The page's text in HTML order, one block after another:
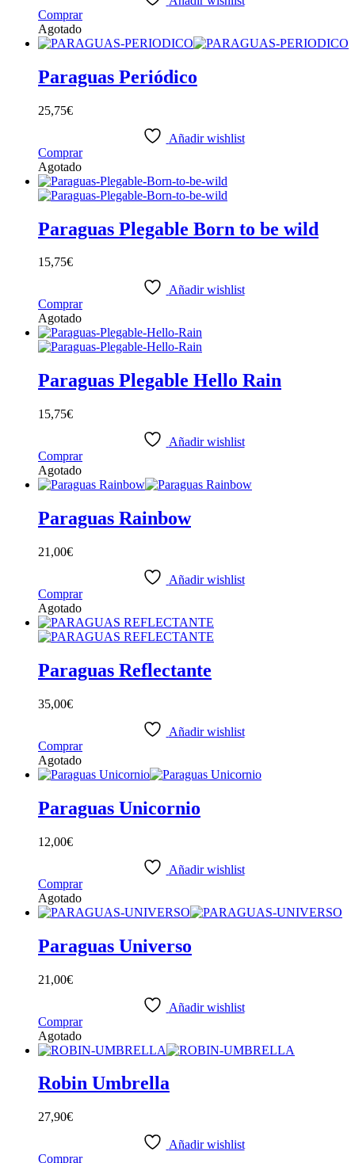
Comprar
Agotado
Paraguas Periódico
25,75€
Añadir wishlist
Comprar
Agotado
Paraguas Plegable Born to be wild
15,75€
Añadir wishlist
Comprar
Agotado
Paraguas Plegable Hello Rain
15,75€
Añadir wishlist
Comprar
Agotado
Paraguas Rainbow
21,00€
Añadir wishlist
Comprar
Agotado
Paraguas Reflectante
35,00€
Añadir wishlist
Comprar
Agotado
Paraguas Unicornio
12,00€
Añadir wishlist
Comprar
Agotado
Paraguas Universo
21,00€
Añadir wishlist
Comprar
Agotado
Robin Umbrella
27,90€
Añadir wishlist
Comprar